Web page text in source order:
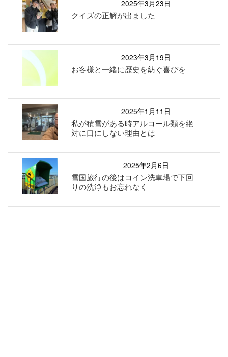
2025年3月23日
クイズの正解が出ました
2023年3月19日
お客様と一緒に歴史を紡ぐ喜びを
2025年1月11日
私が積雪がある時アルコール類を絶
対に口にしない理由とは
2025年2月6日
雪国旅行の後はコイン洗車場で下回
りの洗浄もお忘れなく